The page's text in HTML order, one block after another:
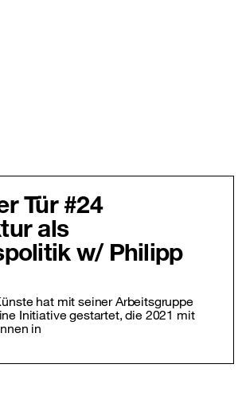
Tür #24
als
w/ Philipp
hat mit seiner Arbeitsgruppe
Initiative gestartet, die 2021 mit
in